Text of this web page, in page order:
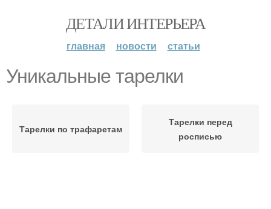
ДЕТАЛИ ИНТЕРЬЕРА
главная новости статьи
Уникальные тарелки
Тарелки по трафаретам
Тарелки перед
росписью